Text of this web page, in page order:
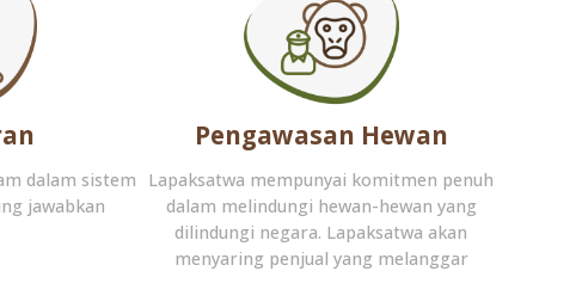
dalam sistem
jawabkan
Pengawasan Hewan
Lapaksatwa mempunyai komitmen penuh
dalam melindungi hewan-hewan yang
dilindungi negara. Lapaksatwa akan
menyaring penjual yang melanggar